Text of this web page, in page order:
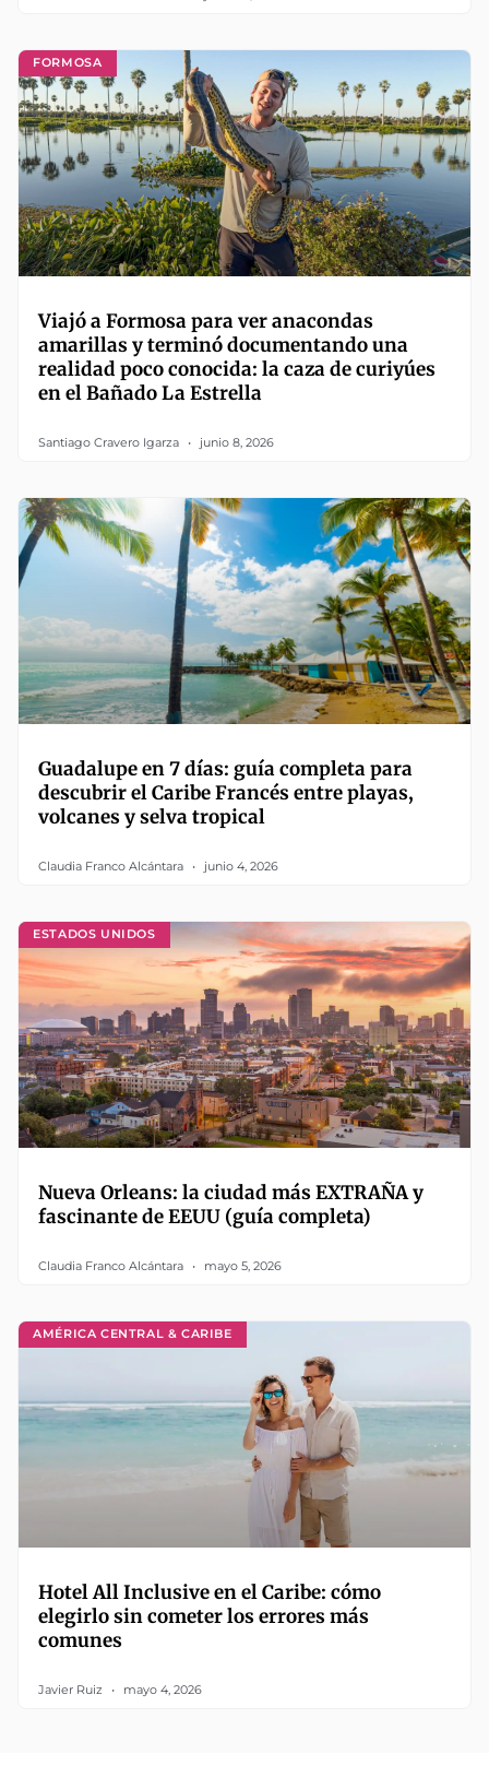
FORMOSA
Viajó a Formosa para ver anacondas
amarillas y terminó documentando una
realidad poco conocida: la caza de curiyúes
en el Bañado La Estrella
Santiago Cravero Igarza junio 8, 2026
Guadalupe en 7 días: guía completa para
descubrir el Caribe Francés entre playas,
volcanes y selva tropical
Claudia Franco Alcántara junio 4, 2026
ESTADOS UNIDOS
Nueva Orleans: la ciudad más EXTRAÑA y
fascinante de EEUU (guía completa)
Claudia Franco Alcántara mayo 5, 2026
AMÉRICA CENTRAL & CARIBE
Hotel All Inclusive en el Caribe: cómo
elegirlo sin cometer los errores más
comunes
Javier Ruiz mayo 4, 2026